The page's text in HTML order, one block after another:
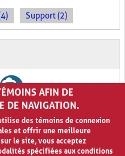
Support (2)
AFIN DE
DE NAVIGATION.
des témoins de connexion
et offrir une meilleure
le site, vous acceptez
spécifiées aux conditions